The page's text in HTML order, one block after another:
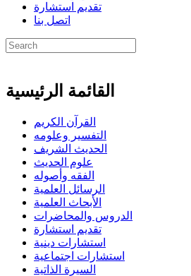
تقديم استشارة
اتصل بنا
القائمة الرئيسية
القرآن الكريم
التفسير وعلومه
الحديث الشريف
علوم الحديث
الفقه وأصوله
الرسائل العلمية
الأبحاث العلمية
الدروس والمحاضرات
تقديم استشارة
استشارات دينية
استشارات اجتماعية
السيرة الذاتية